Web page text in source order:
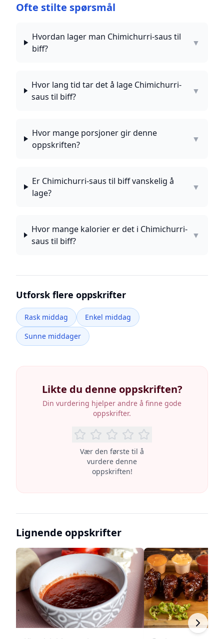
Ofte stilte spørsmål
Hvordan lager man Chimichurri-saus til
biff?
▼
Hvor lang tid tar det å lage Chimichurri-
saus til biff?
▼
Hvor mange porsjoner gir denne
oppskriften?
▼
Er Chimichurri-saus til biff vanskelig å
lage?
▼
Hvor mange kalorier er det i Chimichurri-
saus til biff?
▼
Utforsk flere oppskrifter
Rask middag
Enkel middag
Sunne middager
Likte du denne oppskriften?
Din vurdering hjelper andre å finne gode
oppskrifter.
Vær den første til å
vurdere denne
oppskriften!
Lignende oppskrifter